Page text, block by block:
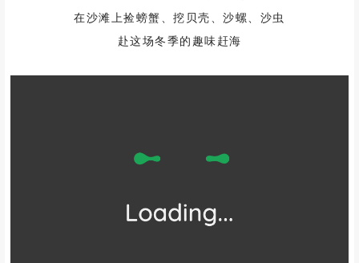
在沙滩上捡螃蟹、挖贝壳、沙螺、沙虫
赴这场冬季的趣味赶海